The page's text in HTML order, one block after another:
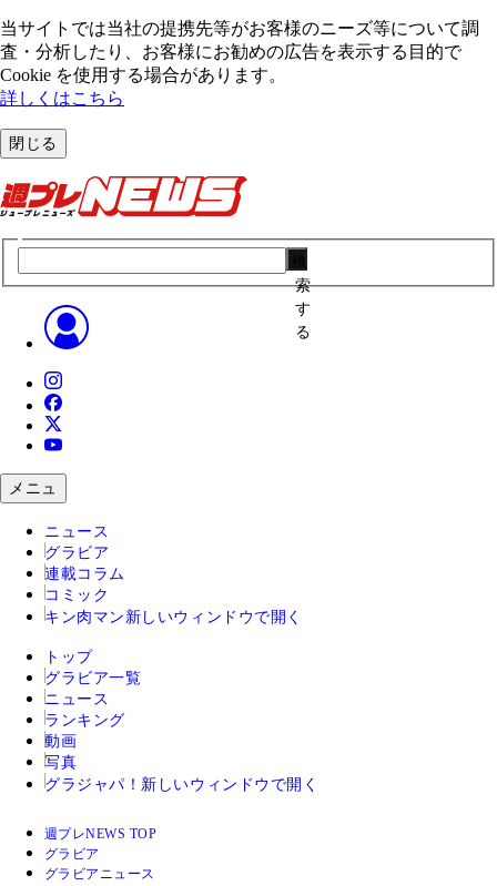
当サイトでは当社の提携先等がお客様のニーズ等について調
査・分析したり、お客様にお勧めの広告を表⽰する⽬的で
Cookie を使⽤する場合があります。
詳しくはこちら
閉じる
索
す
る
メニュ
ニュース
グラビア
連載コラム
コミック
キン肉マン 新しいウィンドウで開く
トップ
グラビア一覧
ニュース
ランキング
動画
写真
グラジャパ！ 新しいウィンドウで開く
週プレNEWS TOP
グラビア
グラビアニュース